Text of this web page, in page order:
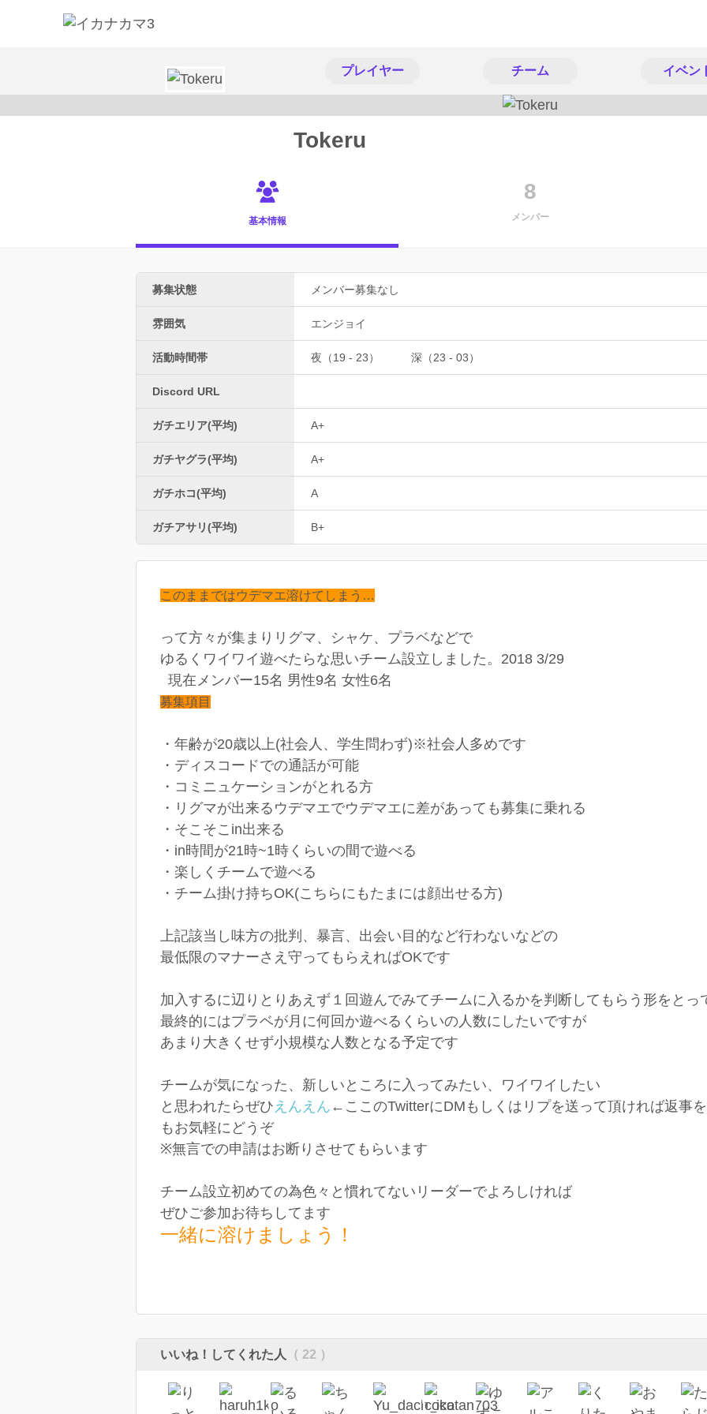
プレイヤー チーム イベン
Tokeru
基本情報
8
メンバー
募集状態 メンバー募集なし
雰囲気 エンジョイ
活動時間帯 夜（19 - 23） 深（23 - 03）
Discord URL
ガチエリア(平均) A+
ガチヤグラ(平均) A+
ガチホコ(平均) A
ガチアサリ(平均) B+
このままではウデマエ溶けてしまう…
って方々が集まりリグマ、シャケ、プラベなどで
ゆるくワイワイ遊べたらな思いチーム設立しました。2018 3/29
現在メンバー15名 男性9名 女性6名
募集項目
・年齢が20歳以上(社会人、学生問わず)※社会人多めです
・ディスコードでの通話が可能
・コミニュケーションがとれる方
・リグマが出来るウデマエでウデマエに差があっても募集に乗れる
・そこそこin出来る
・in時間が21時~1時くらいの間で遊べる
・楽しくチームで遊べる
・チーム掛け持ちOK(こちらにもたまには顔出せる方)
上記該当し味方の批判、暴言、出会い目的など行わないなどの
最低限のマナーさえ守ってもらえればOKです
加入するに辺りとりあえず１回遊んでみてチームに入るかを判断してもらう形をとっ
最終的にはプラベが月に何回か遊べるくらいの人数にしたいですが
あまり大きくせず小規模な人数となる予定です
チームが気になった、新しいところに入ってみたい、ワイワイしたい
と思われたらぜひ えんえん ←ここのTwitterにDMもしくはリプを送って頂ければ返事
もお気軽にどうぞ
※無言での申請はお断りさせてもらいます
チーム設立初めての為色々と慣れてないリーダーでよろしければ
ぜひご参加お待ちしてます
一緒に溶けましょう！
いいね！してくれた人 （ 22 ）